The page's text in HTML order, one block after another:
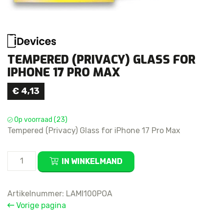
TEMPERED (PRIVACY) GLASS FOR
IPHONE 17 PRO MAX
€ 4,13
Op voorraad (23)
Tempered (Privacy) Glass for iPhone 17 Pro Max
Tempered
(Privacy)
for
iPhone
IN WINKELMAND
Artikelnummer: LAMI100POA
Vorige pagina